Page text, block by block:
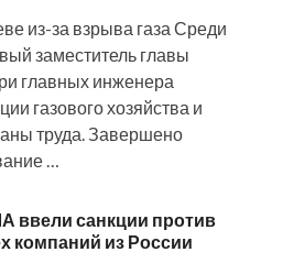
из-за взрыва газа Среди
заместитель главы
главных инженера
газового хозяйства и
труда. Завершено
…
ввели санкции против
компаний из России